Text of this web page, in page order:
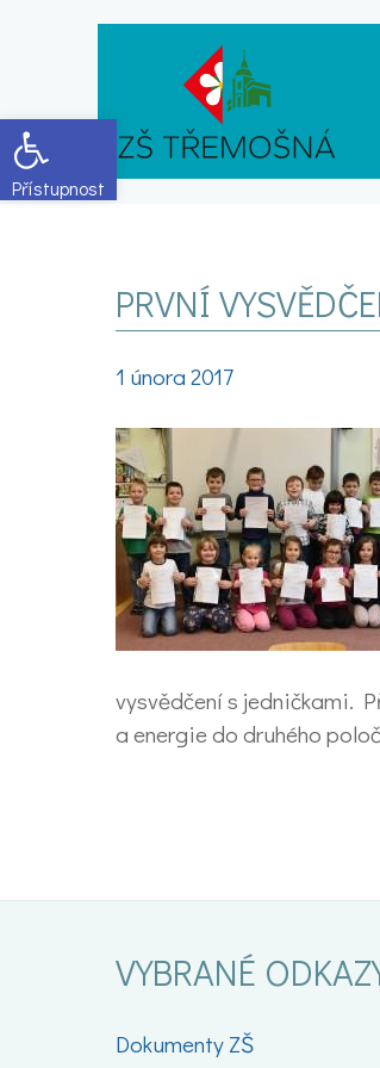
Open toolbar
PRVNÍ
1 února 2017
vysvědčení s jedničkami.
a energie do druhého
VYBRANÉ
Dokumenty ZŠ